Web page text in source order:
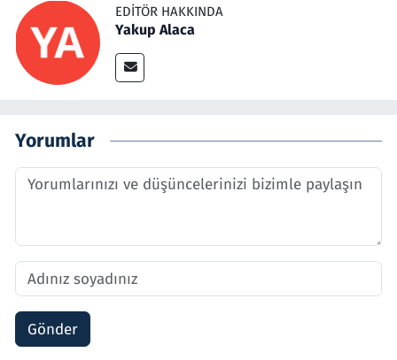
EDITÖR HAKKINDA
Yakup Alaca
Yorumlar
Gönder